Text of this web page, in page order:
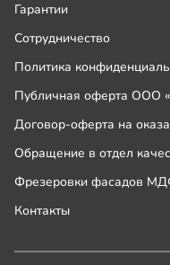
Гарантии
Сотрудничество
Политика
Публичная оферта ООО
Договор-оферта на
Обращение в отдел
Фрезеровки фасадов
Контакты